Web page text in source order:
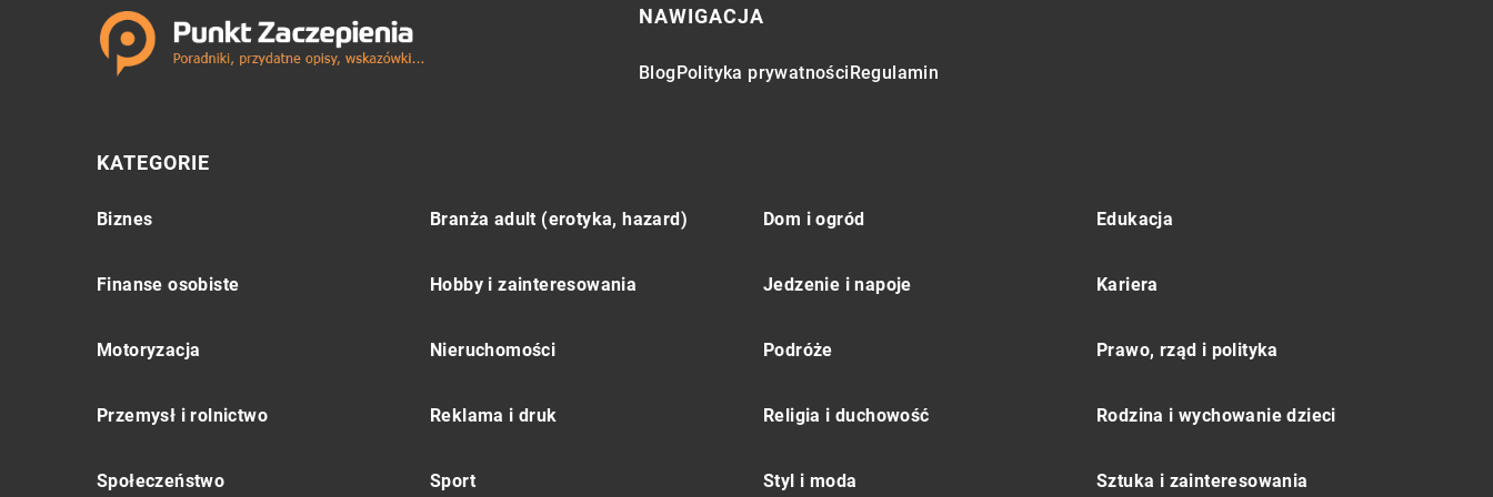
NAWIGACJA
BlogPolityka prywatnościRegulamin
KATEGORIE
Biznes Branża adult (erotyka, hazard) Dom i ogród Edukacja
Finanse osobiste Hobby i zainteresowania Jedzenie i napoje Kariera
Motoryzacja Nieruchomości Podróże Prawo, rząd i polityka
Przemysł i rolnictwo Reklama i druk Religia i duchowość Rodzina i wychowanie dzieci
Społeczeństwo Sport Styl i moda Sztuka i zainteresowania